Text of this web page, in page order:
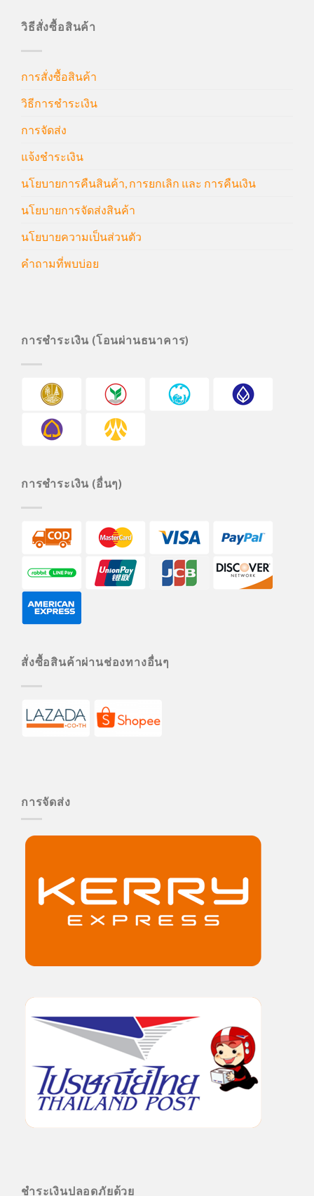
วิธีสั่งซื้อสินค้า
การสั่งซื้อสินค้า
วิธีการชำระเงิน
การจัดส่ง
แจ้งชำระเงิน
นโยบายการคืนสินค้า, การยกเลิก และ การคืนเงิน
นโยบายการจัดส่งสินค้า
นโยบายความเป็นส่วนตัว
คำถามที่พบบ่อย
การชำระเงิน (โอนผ่านธนาคาร)
การชำระเงิน (อื่นๆ)
สั่งซื้อสินค้าผ่านช่องทางอื่นๆ
การจัดส่ง
ชำระเงินปลอดภัยด้วย